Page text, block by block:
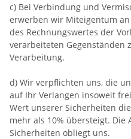
c) Bei Verbindung und
erwerben wir Miteigentum
des Rechnungswertes der
verarbeiteten Gegenständen
Verarbeitung.
d) Wir verpflichten uns, die
auf Ihr Verlangen insoweit
Wert unserer Sicherheiten
mehr als 10% übersteigt.
Sicherheiten obliegt uns.